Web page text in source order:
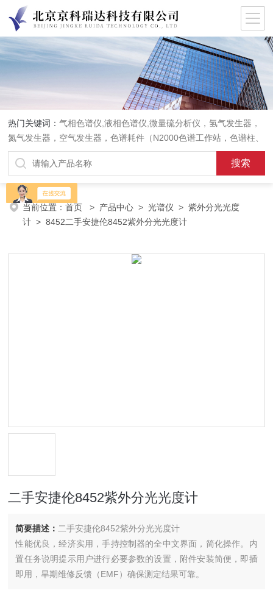
热门关键词：气相色谱仪,液相色谱仪,微量硫分析仪，氢气发生器，
氮气发生器，空气发生器，色谱耗件（N2000色谱工作站，色谱柱、
阀件、进样器、色谱担体），顶空进样器，热解析仪，紫外分光光度
计，原子吸收分光光度计，傅立叶红外光谱仪，分析天平等常规实验
室产品。
当前位置：首页 > 产品中心 >光谱仪 >紫外分光光度
计 > 8452二手安捷伦8452紫外分光光度计
二手安捷伦8452紫外分光光度计
简要描述： 二手安捷伦8452紫外分光光度计
性能优良，经济实用，手持控制器的全中文界面，简化操作。内
置任务说明提示用户进行必要参数的设置，附件安装简便，即插
即用，旱期维修反馈（EMF）确保测定结果可靠。